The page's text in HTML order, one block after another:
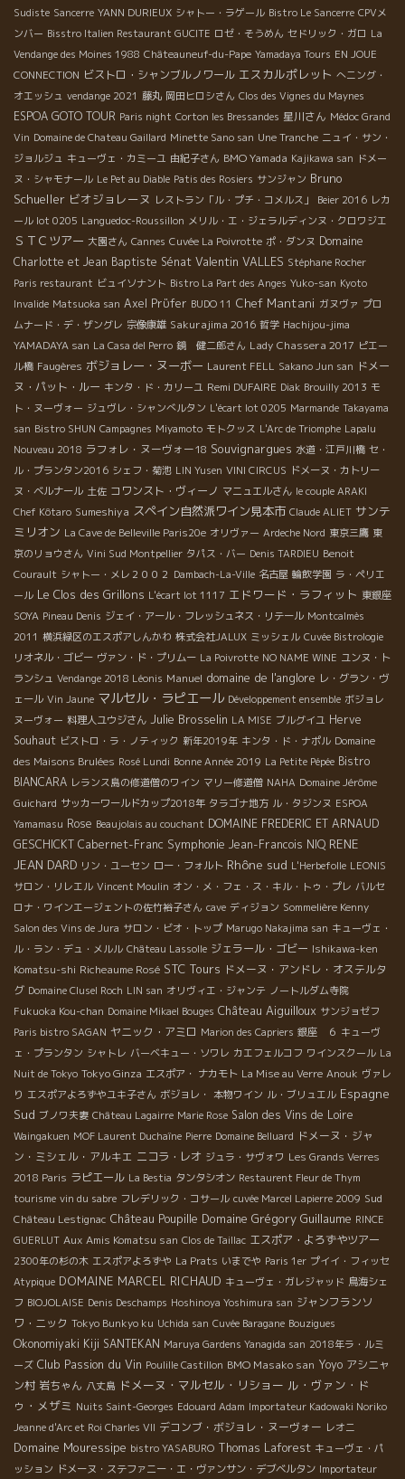
Sudiste Sancerre YANN DURIEUX シャトー・ラゲール Bistro Le Sancerre CPVメ
ンバー Bisstro Italien Restaurant GUCITE ロゼ・そうめん セドリック・ガロ La
Vendange des Moines 1988 Châteauneuf-du-Pape Yamadaya Tours EN JOUE
CONNECTION ビストロ・シャンブルノワール エスカルポレット へニング・
オエッシュ vendange 2021 藤丸 岡田ヒロシさん Clos des Vignes du Maynes
ESPOA GOTO TOUR Paris night Corton les Bressandes 星川さん Médoc Grand
Vin Domaine de Chateau Gaillard Minette Sano san Une Tranche ニュイ・サン・
ジョルジュ キューヴェ・カミーユ 由紀子さん BMO Yamada Kajikawa san ドメー
ヌ・シャモナール Le Pet au Diable Patis des Rosiers サンジャン Bruno
Schueller ビオジョレーヌ レストラン「ル・プチ・コメルス」 Beier 2016 レカ
ール lot 0205 Languedoc-Roussillon メリル・エ・ジェラルディンヌ・クロワジエ
ＳＴＣツアー 大園さん Cannes Cuvée La Poivrotte ポ・ダンヌ Domaine
Charlotte et Jean Baptiste Sénat Valentin VALLES Stéphane Rocher
Paris restaurant ビュイソナント Bistro La Part des Anges Yuko-san Kyoto
Invalide Matsuoka san Axel Prϋfer BUDO 11 Chef Mantani ガヌヴァ プロ
ムナード・デ・ザングレ 宗像康雄 Sakurajima 2016 哲学 Hachijou-jima
YAMADAYA san La Casa del Perro 鏡 健二郎さん Lady Chassera 2017 ピエー
ル橋 Faugères ボジョレー・ヌーボー Laurent FELL Sakano Jun san ドメー
ヌ・パット・ルー キンタ・ド・カリーユ Remi DUFAIRE Diak Brouilly 2013 モ
ト・ヌーヴォー ジュヴレ・シャンべルタン L'écart lot 0205 Marmande Takayama
san Bistro SHUN Campagnes Miyamoto モトクッス L'Arc de Triomphe Lapalu
Nouveau 2018 ラフォレ・ヌーヴォー18 Souvignargues 水道・江戸川橋 セ・
ル・プランタン2016 シェフ・菊池 LIN Yusen VINI CIRCUS ドメーヌ・カトリー
ヌ・ベルナール 土佐 コワンスト・ヴィーノ マニュエルさん le couple ARAKI
Chef Kôtaro Sumeshiya スペイン自然派ワイン見本市 Claude ALIET サンテ
ミリオン La Cave de Belleville Paris20e オリヴァー Ardeche Nord 東京三鷹 東
京のリョウさん Vini Sud Montpellier タパス・バー Denis TARDIEU Benoit
Courault シャトー・メレ２００２ Dambach-La-Ville 名古屋 輪飲学園 ラ・ペリエ
ール Le Clos des Grillons L'écart lot 1117 エドワード・ラフィット 東銀座
SOYA Pineau Denis ジェイ・アール・フレッシュネス・リテール Montcalmès
2011 横浜緑区のエスポアしんかわ 株式会社JALUX ミッシェル Cuvée Bistrologie
リオネル・ゴビー ヴァン・ド・プリムー La Poivrotte NO NAME WINE ユンヌ・ト
ランシュ Vendange 2018 Léonis Manuel domaine de l'anglore レ・グラン・ヴ
ェール Vin Jaune マルセル・ラピエール Développement ensemble ボジョレ
ヌーヴォー 料理人ユウジさん Julie Brosselin LA MISE ブルグイユ Herve
Souhaut ビストロ・ラ・ノティック 新年2019年 キンタ・ド・ナポル Domaine
des Maisons Brulées Rosé Lundi Bonne Année 2019 La Petite Pépée Bistro
BIANCARA レランス島の修道僧のワイン マリー修道僧 NAHA Domaine Jérôme
Guichard サッカーワールドカップ2018年 タラゴナ地方 ル・タジンヌ ESPOA
Yamamasu Rose Beaujolais au couchant DOMAINE FREDERIC ET ARNAUD
GESCHICKT Cabernet-Franc Symphonie Jean-Francois NIQ RENE
JEAN DARD リン・ユーセン ロー・フォルト Rhône sud L'Herbefolle LEONIS
サロン・リレエル Vincent Moulin オン・メ・フェ・ス・キル・トゥ・プレ バルセ
ロナ・ワインエージェントの佐竹裕子さん cave ディジョン Sommelière Kenny
Salon des Vins de Jura サロン・ビオ・トップ Marugo Nakajima san キューヴェ・
ル・ラン・デュ・メルル Château Lassolle ジェラール・ゴビー Ishikawa-ken
Komatsu-shi Richeaume Rosé STC Tours ドメーヌ・アンドレ・オステルタ
グ Domaine Clusel Roch LIN san オリヴィエ・ジャンテ ノートルダム寺院
Fukuoka Kou-chan Domaine Mikael Bouges Château Aiguilloux サンジョゼフ
Paris bistro SAGAN ヤニック・アミロ Marion des Capriers 銀座 ６ キューヴ
ェ・プランタン シャトレ バーベキュー・ソワレ カエフェルコフ ワインスクール La
Nuit de Tokyo Tokyo Ginza エスポア・ ナカモト La Mise au Verre Anouk ヴァレ
り エスポアよろずやユキ子さん ボジョレ・ 本物ワイン ル・ブリュエル Espagne
Sud ブノワ夫妻 Château Lagairre Marie Rose Salon des Vins de Loire
Waingakuen MOF Laurent Duchaîne Pierre Domaine Belluard ドメーヌ・ジャ
ン・ミシェル・アルキエ ニコラ・レオ ジュラ・サヴォワ Les Grands Verres
2018 Paris ラピエール La Bestia タンタシオン Restaurent Fleur de Thym
tourisme vin du sabre フレデリック・コサール cuvée Marcel Lapierre 2009 Sud
Château Lestignac Château Poupille Domaine Grégory Guillaume RINCE
GUERLUT Aux Amis Komatsu san Clos de Taillac エスポア・よろずやツアー
2300年の杉の木 エスポアよろずや La Prats いまでや Paris 1er プイイ・フィッセ
Atypique DOMAINE MARCEL RICHAUD キューヴェ・ガレジャッド 鳥海シェ
フ BIOJOLAISE Denis Deschamps Hoshinoya Yoshimura san ジャンフランソ
ワ・ニック Tokyo Bunkyo ku Uchida san Cuvée Baragane Bouzigues
Okonomiyaki Kiji SANTEKAN Maruya Gardens Yanagida san 2018年ラ・ルミ
ーズ Club Passion du Vin Poulille Castillon BMO Masako san Yoyo アシニャ
ン村 岩ちゃん 八丈島 ドメーヌ・マルセル・リショー ル・ヴァン・ド
ゥ・メザミ Nuits Saint-Georges Edouard Adam Importateur Kadowaki Noriko
Jeanne d'Arc et Roi Charles VII デコンブ・ボジョレ・ヌーヴォー レオニ
Domaine Mouressipe bistro YASABURO Thomas Laforest キューヴェ・パ
ッション ドメーヌ・ステファニー・エ・ヴァンサン・デブベルタン Importateur